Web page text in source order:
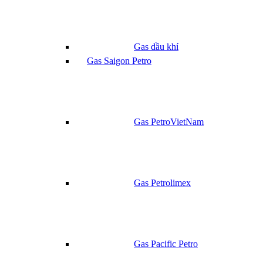
Gas dầu khí
Gas Saigon Petro
Gas PetroVietNam
Gas Petrolimex
Gas Pacific Petro